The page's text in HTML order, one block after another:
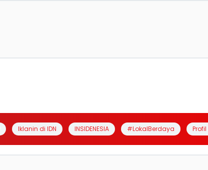
Iklanin di IDN INSIDENESIA #LokalBerdaya